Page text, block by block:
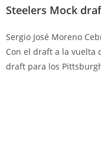
Steelers Mock
Sergio José Moreno
Con el draft a la vuelta
draft para los